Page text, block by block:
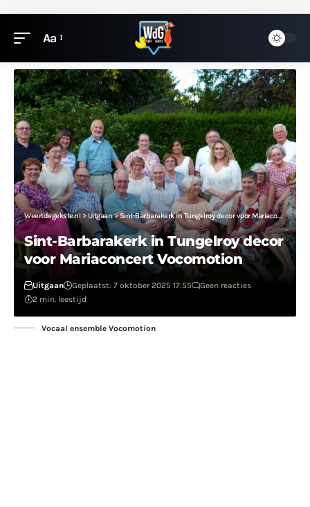
Aa
Weertdegekste.nl > Uitgaan>Sint-Barbarakerk in Tungelroy decor voor Mariaconcert Vocomotion
Sint-Barbarakerk in Tungelroy decor
voor Mariaconcert Vocomotion
Uitgaan Geplaatst: 7 oktober 2025 17:55
Geen reacties
2 min. leestijd
Vocaal ensemble Vocomotion